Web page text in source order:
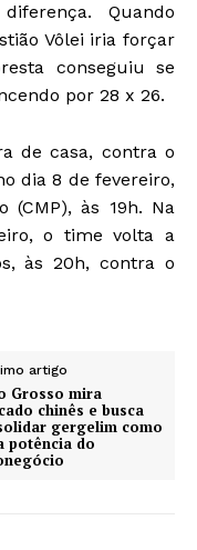
Quando
Vôlei iria forçar
conseguiu se
por 28 x 26.
de casa, contra o
dia 8 de fevereiro,
(CMP), às 19h. Na
o time volta a
às 20h, contra o
artigo
Grosso mira
chinês e busca
gergelim como
potência do